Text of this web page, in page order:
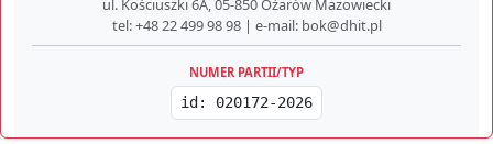
ul. Kościuszki 6A, 05-850 Ożarów Mazowiecki
tel: +48 22 499 98 98 | e-mail: bok@dhit.pl
NUMER PARTII/TYP
id: 020172-2026